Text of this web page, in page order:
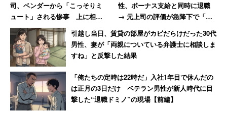
司、ベンダーから「こっそりミ
ュート」される惨事 上に相談
しても「本人と話しといて～」
性、ボーナス支給と同時に退職
→ 元上司の評価が急降下で「ザ
マアミロと思いました」
引越し当日、賃貸の部屋がカビだらけだった30代
男性、妻が「両親についている弁護士に相談しま
すね」と反撃した結果
「俺たちの定時は22時だ」入社1年目で休んだの
は正月の3日だけ ベテラン男性が新人時代に目
撃した“退職ドミノ”の現場【前編】